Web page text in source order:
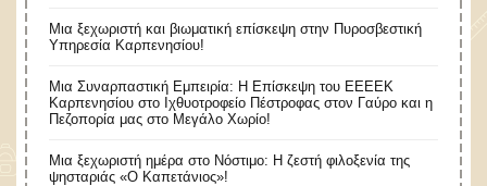
Μια ξεχωριστή και βιωματική επίσκεψη στην Πυροσβεστική
Υπηρεσία Καρπενησίου!
Μια Συναρπαστική Εμπειρία: Η Επίσκεψη του ΕΕΕΕΚ
Καρπενησίου στο Ιχθυοτροφείο Πέστροφας στον Γαύρο και η
Πεζοπορία μας στο Μεγάλο Χωρίο!
​Μια ξεχωριστή ημέρα στο Νόστιμο: Η ζεστή φιλοξενία της
ψησταριάς «Ο Καπετάνιος»!